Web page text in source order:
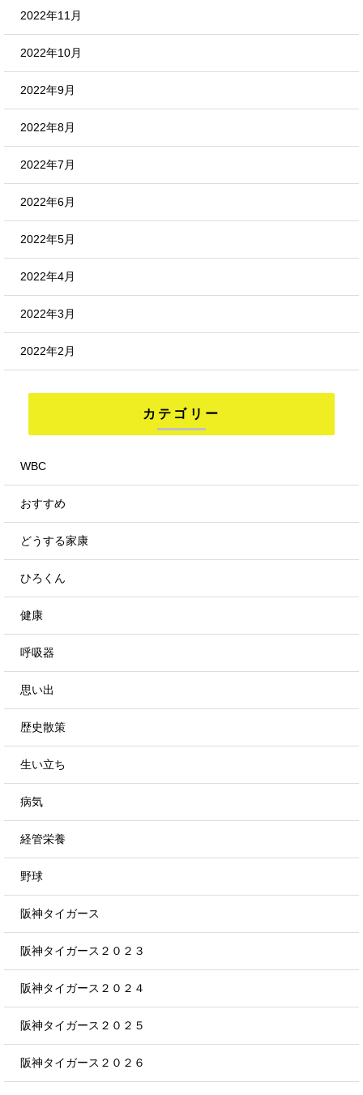
2022年11月
2022年10月
2022年9月
2022年8月
2022年7月
2022年6月
2022年5月
2022年4月
2022年3月
2022年2月
カテゴリー
WBC
おすすめ
どうする家康
ひろくん
健康
呼吸器
思い出
歴史散策
生い立ち
病気
経管栄養
野球
阪神タイガース
阪神タイガース２０２３
阪神タイガース２０２４
阪神タイガース２０２５
阪神タイガース２０２６